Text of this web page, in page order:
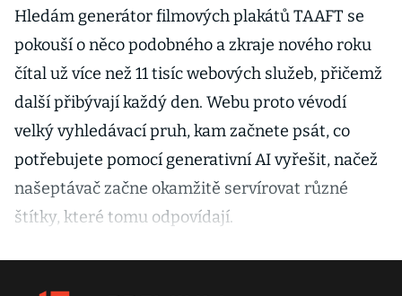
Hledám generátor filmových plakátů TAAFT se
pokouší o něco podobného a zkraje nového roku
čítal už více než 11 tisíc webových služeb, přičemž
další přibývají každý den. Webu proto vévodí
velký vyhledávací pruh, kam začnete psát, co
potřebujete pomocí generativní AI vyřešit, načež
našeptávač začne okamžitě servírovat různé
štítky, které tomu odpovídají.